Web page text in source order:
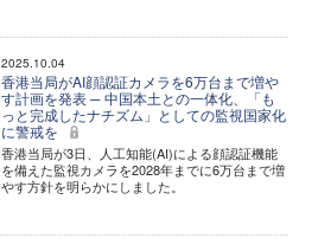
2025.10.04
香港当局がAI顔認証カメラを6万台まで増や
す計画を発表 ─ 中国本土との一体化、「も
っと完成したナチズム」としての監視国家化
に警戒を
香港当局が3日、人工知能(AI)による顔認証機能
を備えた監視カメラを2028年までに6万台まで増
やす方針を明らかにしました。